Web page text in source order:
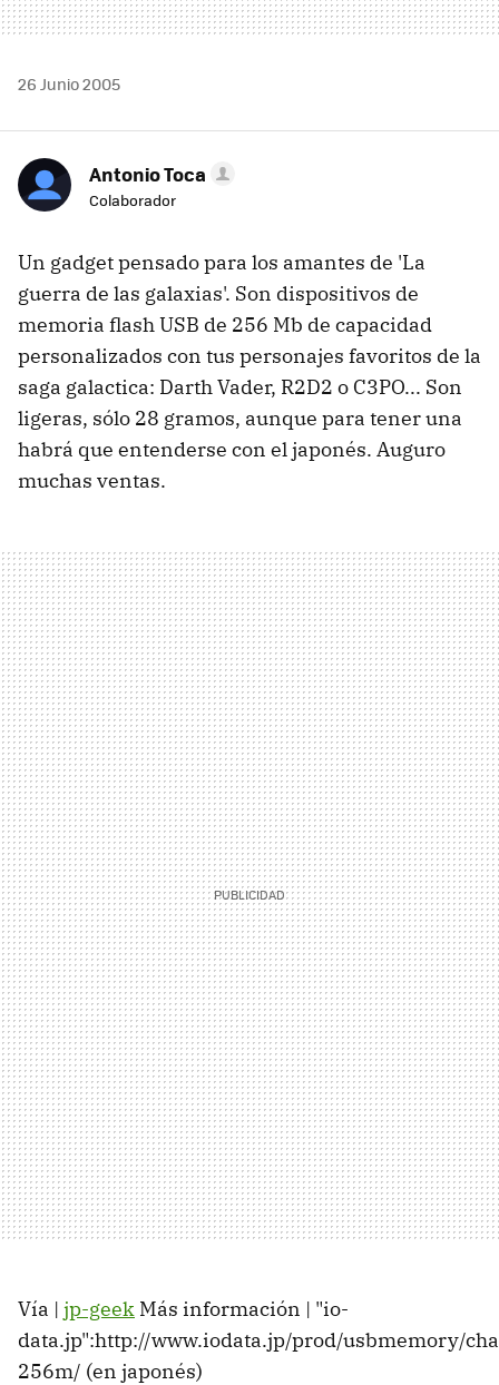
26 Junio 2005
Antonio Toca
Colaborador
Un gadget pensado para los amantes de 'La
guerra de las galaxias'. Son dispositivos de
memoria flash USB de 256 Mb de capacidad
personalizados con tus personajes favoritos de la
saga galactica: Darth Vader, R2D2 o C3PO... Son
ligeras, sólo 28 gramos, aunque para tener una
habrá que entenderse con el japonés. Auguro
muchas ventas.
Vía | jp-geek Más información | "io-
data.jp":http://www.iodata.jp/prod/usbmemory/
256m/ (en japonés)